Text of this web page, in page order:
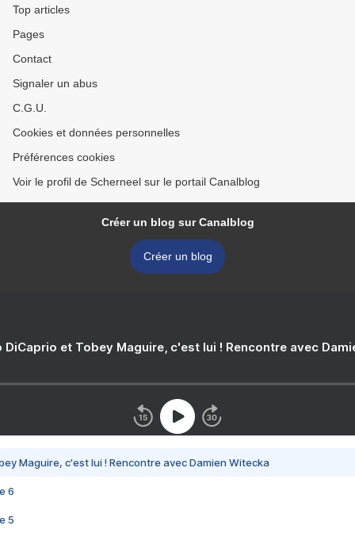
Top articles
Pages
Contact
Signaler un abus
C.G.U.
Cookies et données personnelles
Préférences cookies
Voir le profil de Scherneel sur le portail Canalblog
Créer un blog sur Canalblog
Créer un blog
DiCaprio et Tobey Maguire, c'est lui ! Rencontre avec
Maguire, c'est lui ! Rencontre avec Damien Witecka
6
5